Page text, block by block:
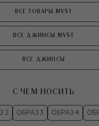
ВСЕ ТОВАРЫ MVST
ВСЕ ДЖИНСЫ MVST
ВСЕ ДЖИНСЫ
С ЧЕМ НОСИТЬ
2 ОБРАЗ 3 ОБРАЗ 4